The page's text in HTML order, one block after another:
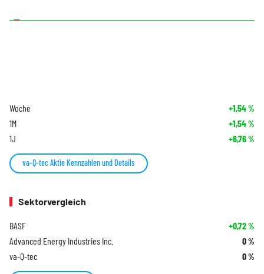
Woche +1,54%
1M +1,54%
1J +6,76%
va-Q-tec Aktie Kennzahlen und Details
Sektorvergleich
BASF +0,72%
Advanced Energy Industries Inc. 0%
va-Q-tec 0%